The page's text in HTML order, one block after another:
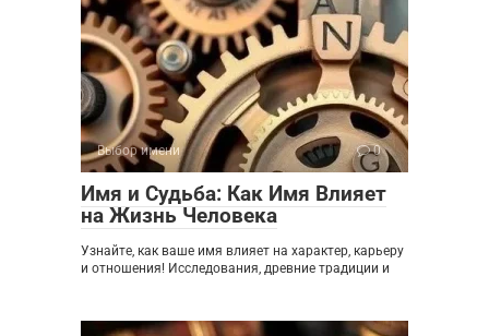
Выбор имени 0
Имя и Судьба: Как Имя Влияет
на Жизнь Человека
Узнайте, как ваше имя влияет на характер, карьеру
и отношения! Исследования, древние традиции и